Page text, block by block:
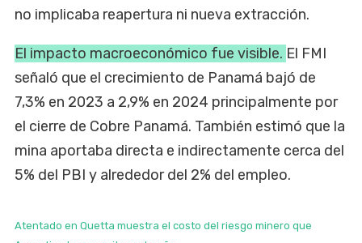
no implicaba reapertura ni nueva extracción.
El impacto macroeconómico fue visible. El FMI
señaló que el crecimiento de Panamá bajó de
7,3% en 2023 a 2,9% en 2024 principalmente por
el cierre de Cobre Panamá. También estimó que la
mina aportaba directa e indirectamente cerca del
5% del PBI y alrededor del 2% del empleo.
Atentado en Quetta muestra el costo del riesgo minero que